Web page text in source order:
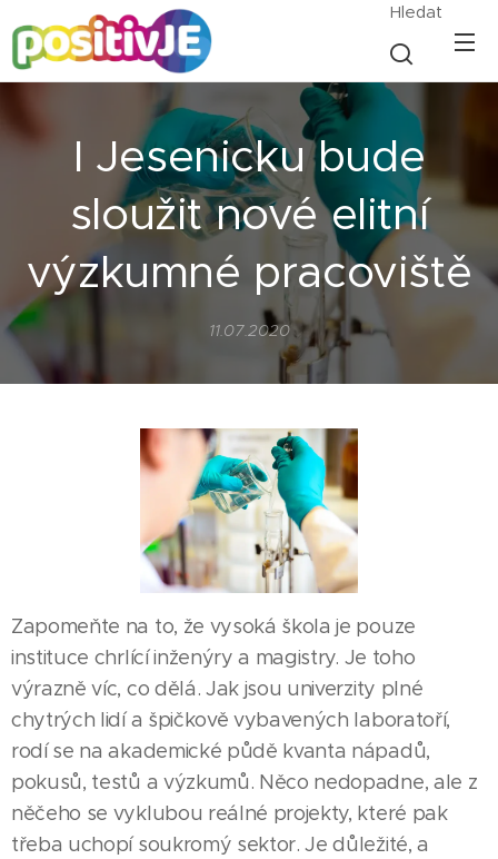
Hledat
I Jesenicku bude
sloužit nové elitní
výzkumné pracoviště
11.07.2020
Zapomeňte na to, že vysoká škola je pouze
instituce chrlící inženýry a magistry. Je toho
výrazně víc, co dělá. Jak jsou univerzity plné
chytrých lidí a špičkově vybavených laboratoří,
rodí se na akademické půdě kvanta nápadů,
pokusů, testů a výzkumů. Něco nedopadne, ale z
něčeho se vyklubou reálné projekty, které pak
třeba uchopí soukromý sektor. Je důležité, a